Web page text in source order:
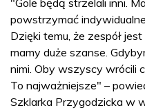
powstrzymać
Dzięki temu, że zespół
mamy duże szanse.
nimi. Oby wszyscy wrócili
To najważniejsze" –
Szklarka Przygodzicka w